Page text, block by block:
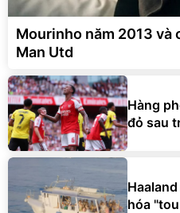
Mourinho năm 2013 và
Man Utd
Hàng
đỏ sau
hóa